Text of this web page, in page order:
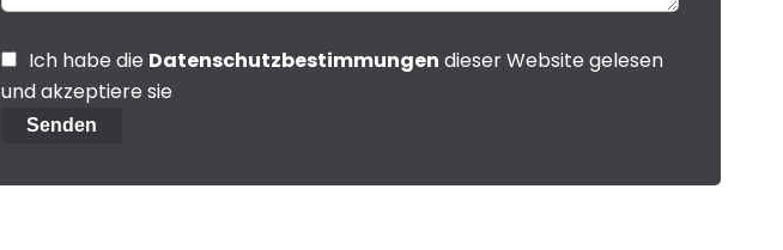
Ich habe die Datenschutzbestimmungen dieser Website gelesen
und akzeptiere sie
Senden